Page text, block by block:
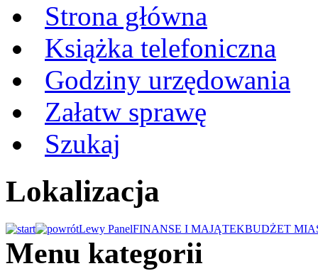
Strona główna
Książka telefoniczna
Godziny urzędowania
Załatw sprawę
Szukaj
Lokalizacja
Lewy PanelFINANSE I MAJĄTEKBUDŻET
Menu kategorii